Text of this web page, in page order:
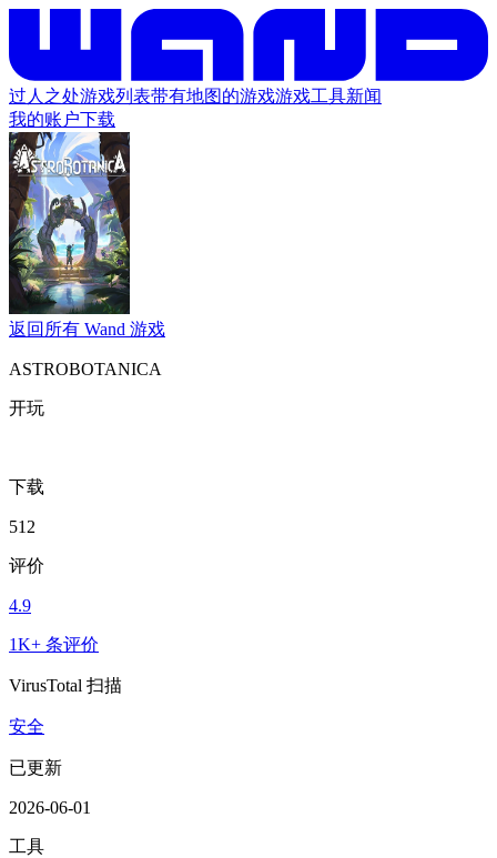
过人之处游戏列表带有地图的游戏游戏工具新闻
我的账户下载
返回所有 Wand 游戏
ASTROBOTANICA
开玩
下载
512
评价
4.9
1K+ 条评价
VirusTotal 扫描
安全
已更新
2026-06-01
工具